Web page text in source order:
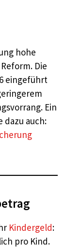
hohe
Die
eingeführt
Ein
dazu auch:
Kindergeld:
pro Kind.